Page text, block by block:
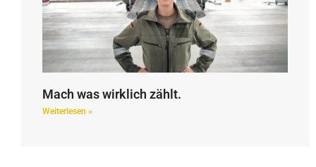
Mach was wirklich zählt.
Weiterlesen »